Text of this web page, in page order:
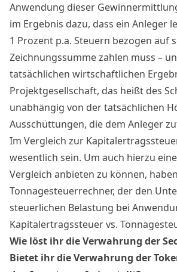
Anwendung dieser
im Ergebnis dazu, dass ein Anleger
1 Prozent p.a. Steuern bezogen auf
Zeichnungssumme zahlen muss –
tatsächlichen wirtschaftlichen
Projektgesellschaft, das heißt des
unabhängig von der tatsächlichen
Ausschüttungen, die dem Anleger
Im Vergleich zur
wesentlich sein. Um auch hierzu
Vergleich anbieten zu können,
Tonnagesteuerrechner, der den
steuerlichen Belastung bei
Kapitalertragssteuer vs.
Wie löst ihr die Verwahrung der
Bietet ihr die Verwahrung der